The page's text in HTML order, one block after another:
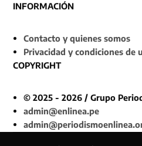
INFORMACIÓN
Contacto y quienes somos
Privacidad y condiciones de
COPYRIGHT
© 2025 - 2026 / Grupo
admin@enlinea.pe